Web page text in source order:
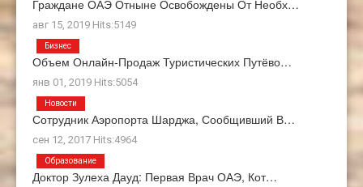
Граждане ОАЭ Отныне Освобождены От Необх…
авг 15, 2019 Hits:5149
Объем Онлайн-Продаж Туристических Путёво…
янв 01, 2019 Hits:5054
Бизнес
Сотрудник Аэропорта Шарджа, Сообщивший В…
сен 12, 2017 Hits:4964
Новости
Доктор Зулеха Дауд: Первая Врач ОАЭ, Кот…
Образование